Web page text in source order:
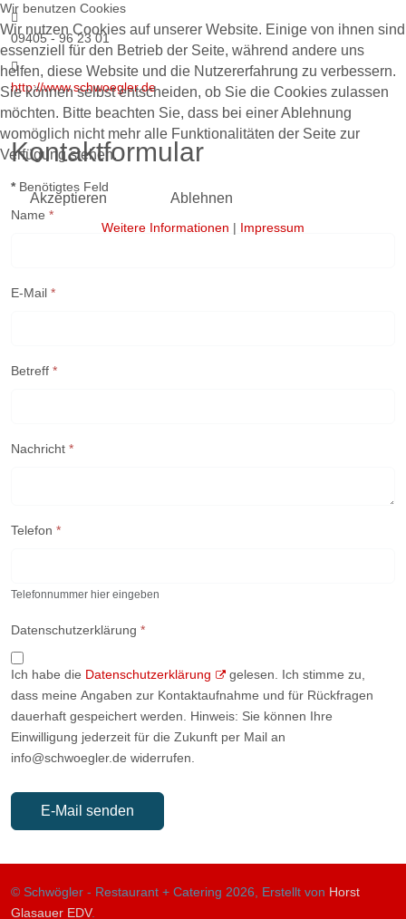
Fax:
09405 - 96 23 01
Website:
http://www.schwoegler.de
Kontaktformular
*Benötigtes Feld
Name *
E-Mail *
Betreff *
Nachricht *
Telefon *
Telefonnummer hier eingeben
Datenschutzerklärung *
Ich habe die Datenschutzerklärung
gelesen. Ich stimme zu,
dass meine Angaben zur Kontaktaufnahme und für Rückfragen
dauerhaft gespeichert werden. Hinweis: Sie können Ihre
Einwilligung jederzeit für die Zukunft per Mail an
info@schwoegler.de widerrufen.
E-Mail senden
© Schwögler - Restaurant + Catering 2026, Erstellt von Horst
Glasauer EDV.
Wir benutzen Cookies
Wir nutzen Cookies auf unserer Website. Einige von ihnen sind
essenziell für den Betrieb der Seite, während andere uns
helfen, diese Website und die Nutzererfahrung zu verbessern.
Sie können selbst entscheiden, ob Sie die Cookies zulassen
möchten. Bitte beachten Sie, dass bei einer Ablehnung
womöglich nicht mehr alle Funktionalitäten der Seite zur
Verfügung stehen.
Akzeptieren Ablehnen
Weitere Informationen | Impressum